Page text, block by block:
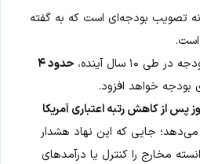
تصویب بودجه‌ای است که به گفته
است.
۱۰ سال آینده،
حدود ۴
بودجه خواهد افزود.
پس از کاهش رتبه اعتباری آمریکا
جایی که این نهاد هشدار
مخارج را کنترل یا درآمدهای